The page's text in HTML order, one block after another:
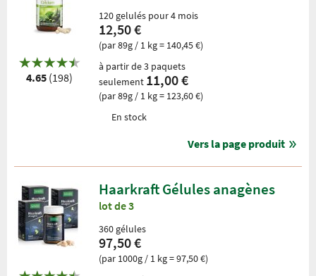
4.65 (198)
120 gelulés pour 4 mois
12,50 €
(par 89g / 1 kg = 140,45 €)
à partir de 3 paquets
seulement 11,00 €
(par 89g / 1 kg = 123,60 €)
En stock
Vers la page produit
Haarkraft Gélules anagènes
lot de 3
360 gélules
97,50 €
(par 1000g / 1 kg = 97,50 €)